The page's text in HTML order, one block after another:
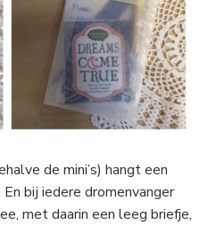
de mini’s) hangt een
bij iedere dromenvanger
met daarin een leeg briefje,